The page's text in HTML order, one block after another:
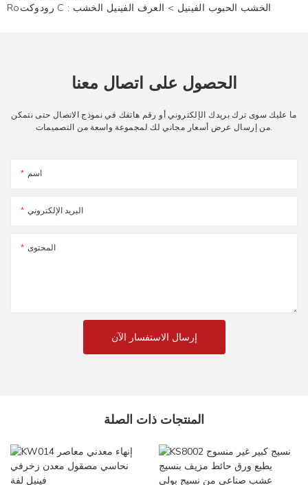
Roرودوكت C :
الخشب الحبوب الفينيل > العرف الفينيل الخشب
الحصول على اتصال معنا
ما عليك سوى ترك بريدك الإلكتروني أو رقم هاتفك في نموذج الاتصال حتى نتمكن
اسم
البريد الإلكتروني
المحتوى
إرسال الاستفسار الآن
المنتجات ذات الصلة